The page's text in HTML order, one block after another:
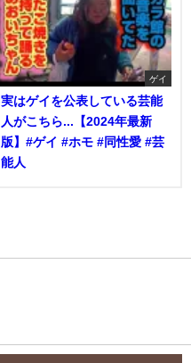
ゲイ
実はゲイを公表している芸能
人がこちら...【2024年最新
版】#ゲイ #ホモ #同性愛 #芸
能人